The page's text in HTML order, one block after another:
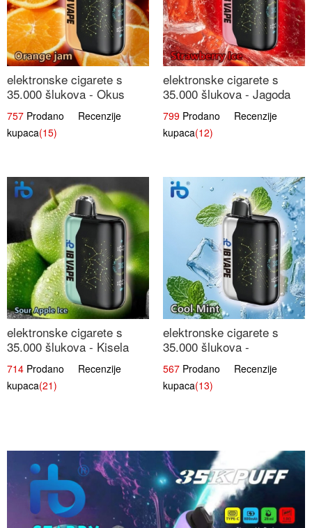
elektronske cigarete s
35.000 šlukova - Okus
Narančinog Džema |
Dugotrajno Iskustvo
757 Prodano Recenzije
kupaca(15)
elektronske cigarete s
35.000 šlukova - Jagoda
Led | Ohladivši i
Osježavajući Okus
799 Prodano Recenzije
kupaca(12)
elektronske cigarete s
35.000 šlukova - Kisela
Jabuka Led | Osježavajući
Kiselo-Slatki Okus
714 Prodano Recenzije
kupaca(21)
elektronske cigarete s
35.000 šlukova -
Osježavajući Mentol |
Čista i Svježa Okus
567 Prodano Recenzije
kupaca(13)